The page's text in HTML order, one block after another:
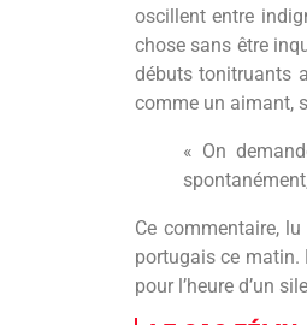
oscillent entre
chose sans être
débuts tonitruants
comme un aimant,
« On
Ce commentaire,
portugais ce matin.
pour l’heure d’un